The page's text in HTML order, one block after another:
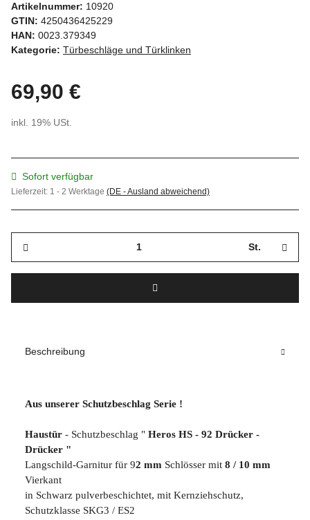
Artikelnummer: 10920
GTIN: 4250436425229
HAN: 0023.379349
Kategorie: Türbeschläge und Türklinken
69,90 €
inkl. 19% USt.
Sofort verfügbar
Lieferzeit: 1 - 2 Werktage (DE - Ausland abweichend)
St.
Beschreibung
Aus unserer Schutzbeschlag Serie !
Haustür - Schutzbeschlag " Heros HS - 92 Drücker -
Drücker "
Langschild-Garnitur für 92 mm Schlösser mit 8 / 10 mm
Vierkant
in Schwarz pulverbeschichtet, mit Kernziehschutz,
Schutzklasse SKG3 / ES2